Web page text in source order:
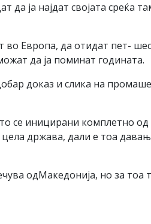
ја најдат својата среќа
во Европа, да отидат пет-
да ја поминат годината.
доказ и слика на
се иницирани комплетно од
држава, дали е тоа
одМакедонија, но за тоа